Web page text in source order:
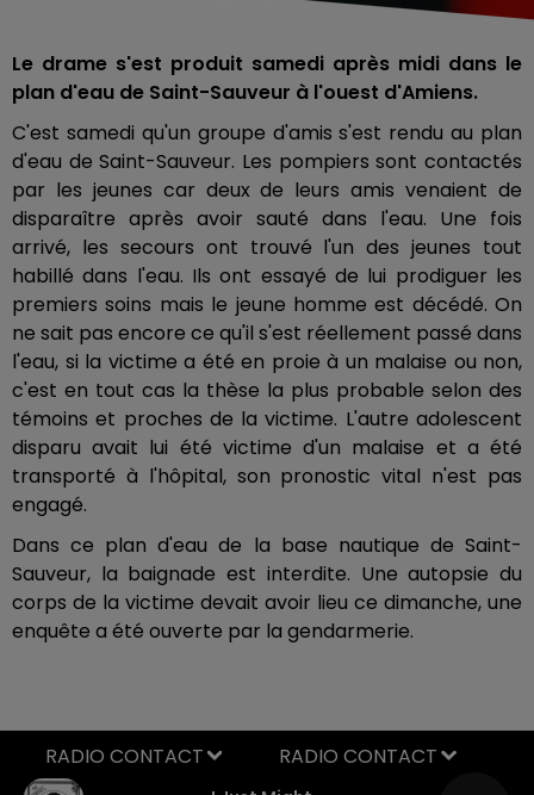
Le drame s'est produit samedi après midi dans le
plan d'eau de Saint-Sauveur à l'ouest d'Amiens.
C'est samedi qu'un groupe d'amis s'est rendu au plan
d'eau de Saint-Sauveur. Les pompiers sont contactés
par les jeunes car deux de leurs amis venaient de
disparaître après avoir sauté dans l'eau. Une fois
arrivé, les secours ont trouvé l'un des jeunes tout
habillé dans l'eau. Ils ont essayé de lui prodiguer les
premiers soins mais le jeune homme est décédé. On
ne sait pas encore ce qu'il s'est réellement passé dans
l'eau, si la victime a été en proie à un malaise ou non,
c'est en tout cas la thèse la plus probable selon des
témoins et proches de la victime. L'autre adolescent
disparu avait lui été victime d'un malaise et a été
transporté à l'hôpital, son pronostic vital n'est pas
engagé.
Dans ce plan d'eau de la base nautique de Saint-
Sauveur, la baignade est interdite. Une autopsie du
corps de la victime devait avoir lieu ce dimanche, une
enquête a été ouverte par la gendarmerie.
RADIO CONTACT